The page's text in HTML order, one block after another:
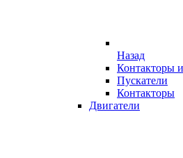
Назад
Контакторы
Пускатели
Контакторы
Двигатели